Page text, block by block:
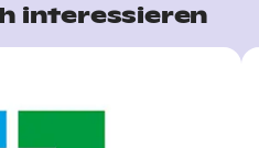
interessieren